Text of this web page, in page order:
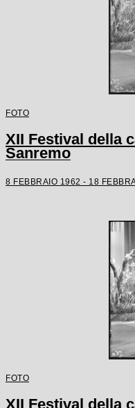
FOTO
XII Festival della
Sanremo
8 FEBBRAIO 1962 - 18
FOTO
XII Festival della